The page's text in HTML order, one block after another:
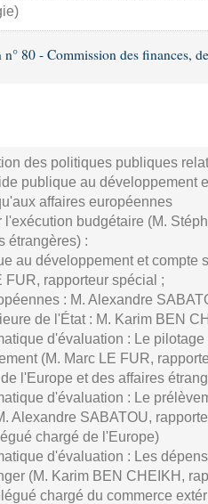
80 - Commission des finances,
des politiques publiques
publique au développement
affaires européennes
l'exécution budgétaire (M.
étrangères) :
au développement et compte
FUR, rapporteur spécial ;
: M. Alexandre
de l'État : M. Karim BEN
d'évaluation : Le
(M. Marc LE FUR,
l'Europe et des affaires
d'évaluation : Le
Alexandre SABATOU,
chargé de l'Europe)
d'évaluation : Les
(M. Karim BEN CHEIKH,
chargé du commerce